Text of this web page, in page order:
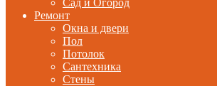
Сад и Огород
Ремонт
Окна и двери
Пол
Потолок
Сантехника
Стены